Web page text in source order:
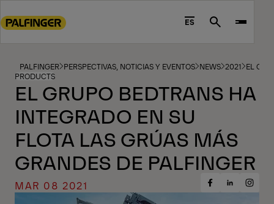
to
footer
content
ES Search
PALFINGER PERSPECTIVAS, NOTICIAS Y EVENTOS NEWS 2021 EL
PRODUCTS
EL GRUPO BEDTRANS HA
INTEGRADO EN SU
FLOTA LAS GRÚAS MÁS
GRANDES DE PALFINGER
MAR 08 2021
ShareShareShare